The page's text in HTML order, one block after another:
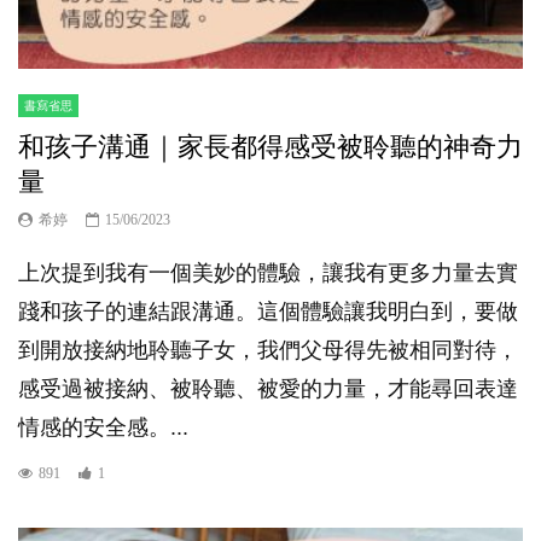
書寫省思
和孩子溝通｜家長都得感受被聆聽的神奇力
量
希婷 15/06/2023
上次提到我有一個美妙的體驗，讓我有更多力量去實
踐和孩子的連結跟溝通。這個體驗讓我明白到，要做
到開放接納地聆聽子女，我們父母得先被相同對待，
感受過被接納、被聆聽、被愛的力量，才能尋回表達
情感的安全感。...
891 1